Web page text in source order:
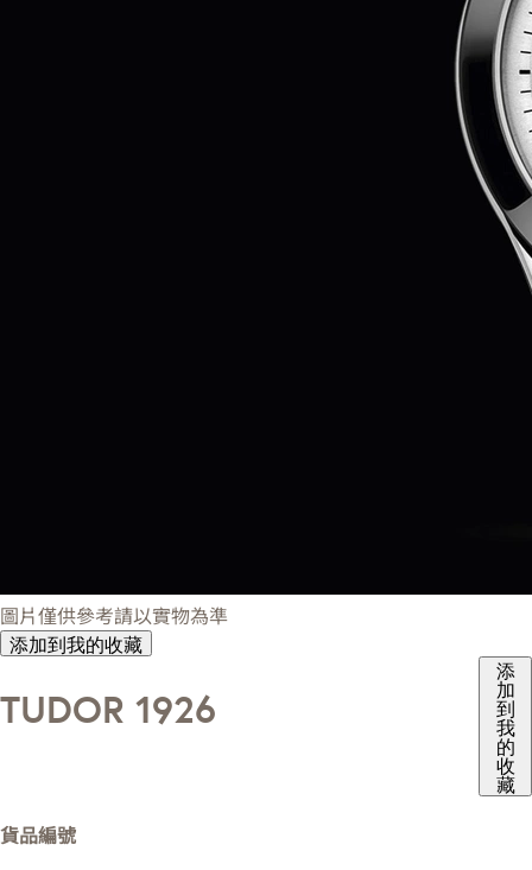
圖片僅供參考請以實物為準
添加到我的收藏
TUDOR 1926
添
加
到
我
的
收
藏
貨品編號